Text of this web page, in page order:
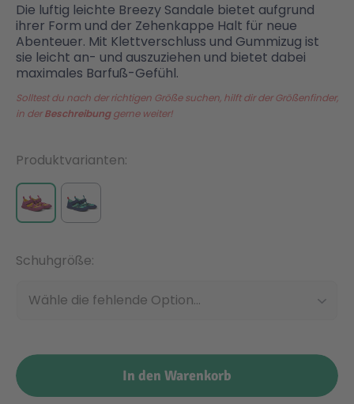
Elektronische Spielwaren
Kreativ
Malen & Zeichnen
Jurassic World™
Harry Potter™
Marvel™ Super Heroes
Minecraft™
Minifiguren
NINJAGO®
Star Wars™
Fun Stars
Heroes
Knights
NOVELMORE
Sports Action
VW
Aktion
Die luftig leichte Breezy Sandale bietet aufgrund
ihrer Form und der Zehenkappe Halt für neue
Abenteuer. Mit Klettverschluss und Gummizug ist
sie leicht an- und auszuziehen und bietet dabei
maximales Barfuß-Gefühl.
Solltest du nach der richtigen Größe suchen, hilft dir der Größenfinder,
in derBeschreibunggerne weiter!
Schuhgröße
In den Warenkorb
Produktvarianten